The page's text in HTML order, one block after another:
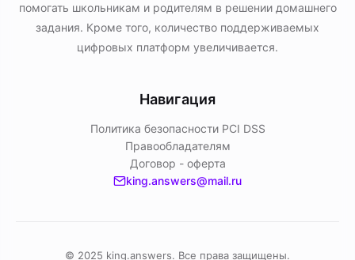
помогать школьникам и родителям в решении домашнего
задания. Кроме того, количество поддерживаемых
цифровых платформ увеличивается.
Навигация
Политика безопасности PСI DSS
Правообладателям
Договор - оферта
king.answers@mail.ru
© 2025 king.answers. Все права защищены.